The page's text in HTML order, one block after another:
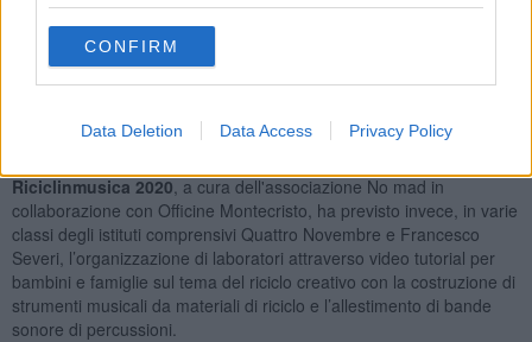
CONFIRM
Data Deletion Data Access Privacy Policy
attraverso il confronto tra economia lineare ed economia circolare,
oltre che sui temi della sostenibilità ambientale e dell’ecologia.
Sono state coinvolte alcune classi degli istituti comprensivi Vasari,
Piero della Francesca e Margaritone, dove prenderà anche il via la
la corretta raccolta differenziata (carta e multi-materiale) da usare
Riciclinmusica 2020, a cura dell'associazione No mad in
collaborazione con Officine Montecristo, ha previsto invece, in varie
classi degli istituti comprensivi Quattro Novembre e Francesco
Severi, l’organizzazione di laboratori attraverso video tutorial per
bambini e famiglie sul tema del riciclo creativo con la costruzione di
strumenti musicali da materiali di riciclo e l’allestimento di bande
sonore di percussioni.